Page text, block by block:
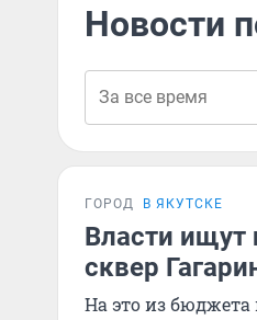
Новости
ГОРОД В ЯКУТСКЕ
Власти ищут
сквер
На это из